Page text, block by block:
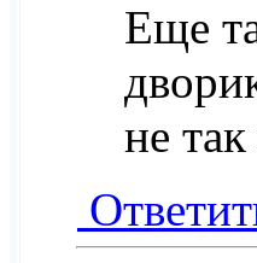
Еще
не